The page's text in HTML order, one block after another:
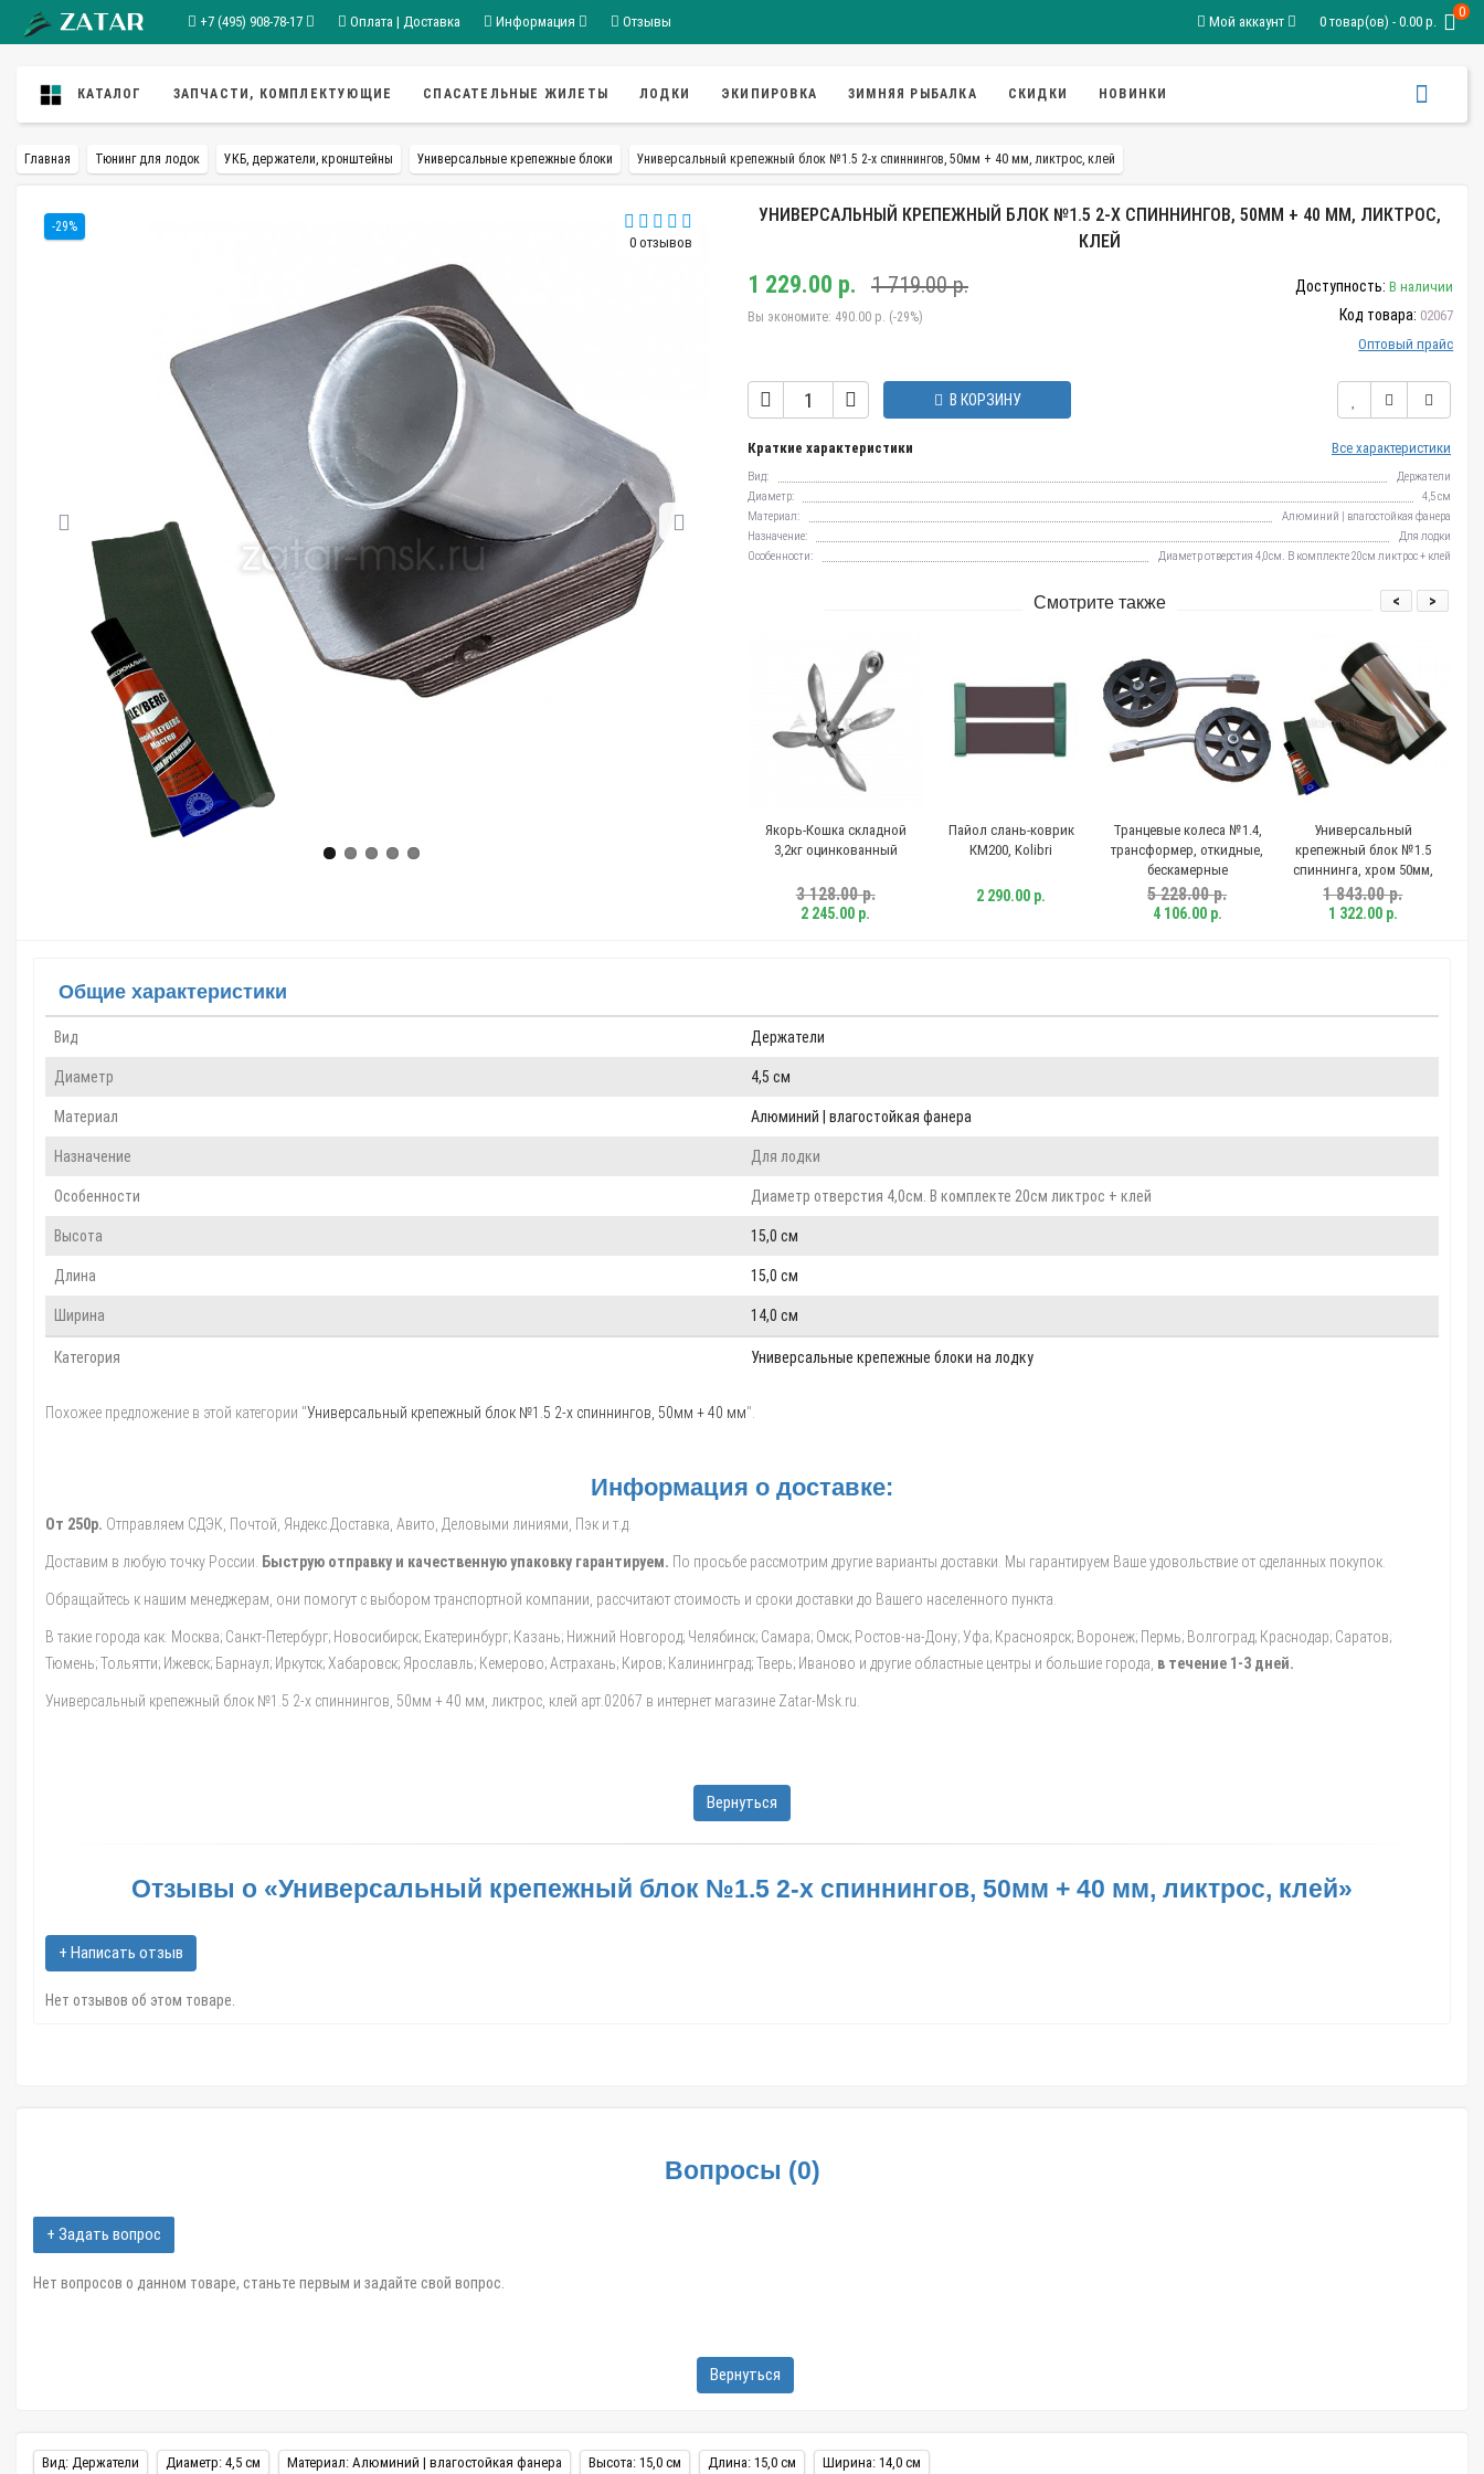
+7 (495) 908-78-17 Оплата | Доставка Информация Отзывы Мой аккаунт 0 товар(ов) - 0.00 р.
0
КАТАЛОГ ЗАПЧАСТИ, КОМПЛЕКТУЮЩИЕ СПАСАТЕЛЬНЫЕ ЖИЛЕТЫ ЛОДКИ ЭКИПИРОВКА ЗИМНЯЯ РЫБАЛКА СКИДКИ НОВИНКИ
Главная Тюнинг для лодок УКБ, держатели, кронштейны Универсальные крепежные блоки Универсальный крепежный блок №1.5 2-х спиннингов, 50мм + 40 мм, ликтрос, клей
-29%
0 отзывов
УНИВЕРСАЛЬНЫЙ КРЕПЕЖНЫЙ БЛОК №1.5 2-Х СПИННИНГОВ, 50ММ + 40 ММ, ЛИКТРОС,
КЛЕЙ
1 229.00 р. 1 719.00 р.
Вы экономите: 490.00 р. (-29%)
Доступность: В наличии
Код товара: 02067
Оптовый прайс
В КОРЗИНУ
Краткие характеристики Все характеристики
Вид:
Держатели
Диаметр:
4,5 см
Материал:
Алюминий | влагостойкая фанера
Назначение:
Для лодки
Особенности:
Диаметр отверстия 4,0см. В комплекте 20см ликтрос + клей
Смотрите также
Якорь-Кошка складной
3,2кг оцинкованный
3 128.00 р.
2 245.00 р.
Пайол слань-коврик
КМ200, Kolibri
2 290.00 р.
Транцевые колеса №1.4,
трансформер, откидные,
бескамерные
5 228.00 р.
4 106.00 р.
Универсальный
крепежный блок №1.5
спиннинга, хром 50мм,
ликтрос, клей
1 843.00 р.
1 322.00 р.
крепежный
спиннинга,
< >
Общие характеристики
Вид Держатели
Диаметр 4,5 см
Материал Алюминий | влагостойкая фанера
Назначение Для лодки
Особенности Диаметр отверстия 4,0см. В комплекте 20см ликтрос + клей
Высота 15,0 см
Длина 15,0 см
Ширина 14,0 см
Категория Универсальные крепежные блоки на лодку
Похожее предложение в этой категории "Универсальный крепежный блок №1.5 2-х спиннингов, 50мм + 40 мм".
Информация о доставке:
От 250р. Отправляем СДЭК, Почтой, Яндекс.Доставка, Авито, Деловыми линиями, Пэк и т.д.
Доставим в любую точку России. Быструю отправку и качественную упаковку гарантируем. По просьбе рассмотрим другие варианты доставки. Мы гарантируем Ваше удовольствие от сделанных покупок.
Обращайтесь к нашим менеджерам, они помогут с выбором транспортной компании, рассчитают стоимость и сроки доставки до Вашего населенного пункта.
В такие города как: Москва; Санкт-Петербург; Новосибирск; Екатеринбург; Казань; Нижний Новгород; Челябинск; Самара; Омск; Ростов-на-Дону; Уфа; Красноярск; Воронеж; Пермь; Волгоград; Краснодар; Саратов;
Тюмень; Тольятти; Ижевск; Барнаул; Иркутск; Хабаровск; Ярославль; Кемерово; Астрахань; Киров; Калининград; Тверь; Иваново и другие областные центры и большие города, в течение 1-3 дней.
Универсальный крепежный блок №1.5 2-х спиннингов, 50мм + 40 мм, ликтрос, клей арт.02067 в интернет магазине Zatar-Msk.ru.
Вернуться
Отзывы о «Универсальный крепежный блок №1.5 2-х спиннингов, 50мм + 40 мм, ликтрос, клей»
+ Написать отзыв
Нет отзывов об этом товаре.
Вопросы (0)
+ Задать вопрос
Нет вопросов о данном товаре, станьте первым и задайте свой вопрос.
Вернуться
Вид: Держатели Диаметр: 4,5 см Материал: Алюминий | влагостойкая фанера Высота: 15,0 см Длина: 15,0 см Ширина: 14,0 см